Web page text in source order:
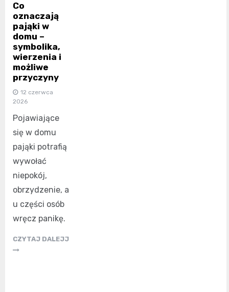
Co
oznaczają
pająki w
domu –
symbolika,
wierzenia i
możliwe
przyczyny
12 czerwca
2026
Pojawiające
się w domu
pająki potrafią
wywołać
niepokój,
obrzydzenie, a
u części osób
wręcz panikę.
CZYTAJ DALEJJ